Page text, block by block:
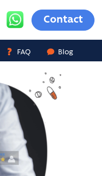
Contact
FAQ Blog